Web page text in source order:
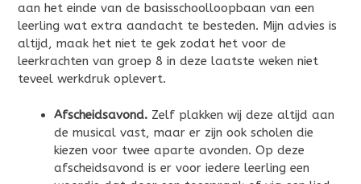
aan het einde van de basisschoolloopbaan van een
leerling wat extra aandacht te besteden. Mijn advies is
altijd, maak het niet te gek zodat het voor de
leerkrachten van groep 8 in deze laatste weken niet
teveel werkdruk oplevert.
Afscheidsavond. Zelf plakken wij deze altijd aan
de musical vast, maar er zijn ook scholen die
kiezen voor twee aparte avonden. Op deze
afscheidsavond is er voor iedere leerling een